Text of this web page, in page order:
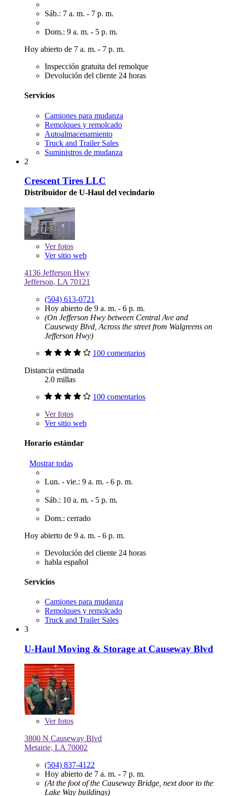
Sáb.: 7 a. m. - 7 p. m.
Dom.: 9 a. m. - 5 p. m.
Hoy abierto de 7 a. m. - 7 p. m.
Inspección gratuita del remolque
Devolución del cliente 24 horas
Servicios
Camiones para mudanza
Remolques y remolcado
Autoalmacenamiento
Truck and Trailer Sales
Suministros de mudanza
2
Crescent Tires LLC
Distribuidor de U-Haul del vecindario
Verfotos
Ver sitio web
4136 Jefferson Hwy
Jefferson, LA 70121
(504) 613-0721
Hoy abierto de 9 a. m. - 6 p. m.
(On Jefferson Hwy between Central Ave and
Causeway Blvd, Across the street from Walgreens on
Jefferson Hwy)
100 comentarios
Distancia estimada
2.0 millas
100 comentarios
Verfotos
Ver sitio web
Horario estándar
Mostrar todas
Lun. - vie.: 9 a. m. - 6 p. m.
Sáb.: 10 a. m. - 5 p. m.
Dom.: cerrado
Hoy abierto de 9 a. m. - 6 p. m.
Devolución del cliente 24 horas
habla español
Servicios
Camiones para mudanza
Remolques y remolcado
Truck and Trailer Sales
3
U-Haul Moving & Storage at Causeway Blvd
Verfotos
3800 N Causeway Blvd
Metairie, LA 70002
(504) 837-4122
Hoy abierto de 7 a. m. - 7 p. m.
(At the foot of the Causeway Bridge, next door to the
Lake Way buildings)